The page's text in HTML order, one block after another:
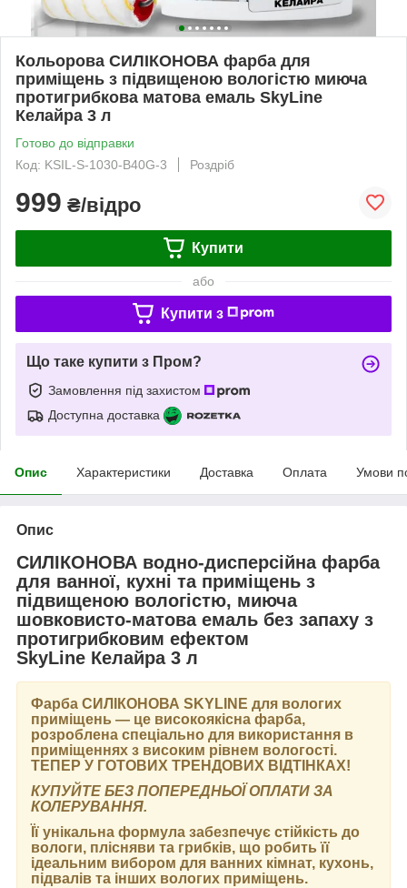
Кольорова СИЛІКОНОВА фарба для
приміщень з підвищеною вологістю миюча
протигрибкова матова емаль SkyLine
Келайра 3 л
Готово до відправки
Код: KSIL-S-1030-B40G-3
Роздріб
999 ₴/відро
Купити
або
Купити з
Що таке купити з Пром?
Замовлення під захистом
Доступна доставка
Опис Характеристики Доставка Оплата Умови
Опис
СИЛІКОНОВА водно-дисперсійна фарба
для ванної, кухні та приміщень з
підвищеною вологістю, миюча
шовковисто-матова емаль без запаху з
протигрибковим ефектом
SkyLine Келайра 3 л
Фарба СИЛІКОНОВА SKYLINE для вологих
приміщень — це високоякісна фарба,
розроблена спеціально для використання в
приміщеннях з високим рівнем вологості.
ТЕПЕР У ГОТОВИХ ТРЕНДОВИХ ВІДТІНКАХ!
КУПУЙТЕ БЕЗ ПОПЕРЕДНЬОЇ ОПЛАТИ ЗА
КОЛЕРУВАННЯ.
Її унікальна формула забезпечує стійкість до
вологи, плісняви та грибків, що робить її
ідеальним вибором для ванних кімнат, кухонь,
підвалів та інших вологих приміщень.